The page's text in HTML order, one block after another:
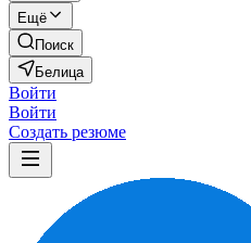
Ещё
Поиск
Белица
Войти
Войти
Создать резюме